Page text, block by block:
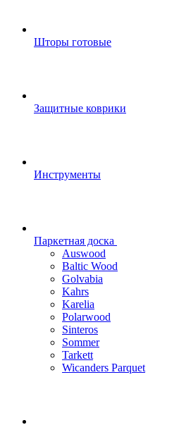
Шторы готовые
Защитные коврики
Инструменты
Паркетная доска
Auswood
Baltic Wood
Golvabia
Kahrs
Karelia
Polarwood
Sinteros
Sommer
Tarkett
Wicanders Parquet